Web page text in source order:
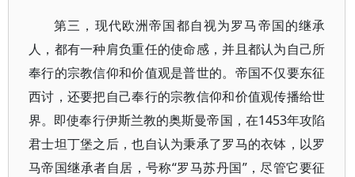
第三，现代欧洲帝国都自视为罗马帝国的继承
人，都有一种肩负重任的使命感，并且都认为自己所
奉行的宗教信仰和价值观是普世的。帝国不仅要东征
西讨，还要把自己奉行的宗教信仰和价值观传播给世
界。即使奉行伊斯兰教的奥斯曼帝国，在1453年攻陷
君士坦丁堡之后，也自认为秉承了罗马的衣钵，以罗
马帝国继承者自居，号称“罗马苏丹国”，尽管它要征